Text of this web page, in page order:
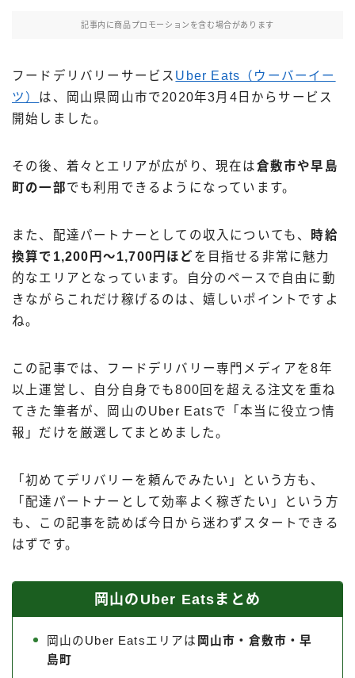
フードデリバリークーポン比較
Uber Eats加盟店ガイド
Uber Eats出店方法
Uber Eats
ロケットナウ
記事内に商品プロモーションを含む場合があります
フードデリバリーサービス Uber Eats（ウーバーイー
ツ） は、岡山県岡山市で2020年3月4日からサービス
開始しました。
その後、着々とエリアが広がり、現在は倉敷市や早島
町の一部でも利用できるようになっています。
また、配達パートナーとしての収入についても、 時給
換算で1,200円〜1,700円ほど を目指せる非常に魅力
的なエリアとなっています。自分のペースで自由に動
きながらこれだけ稼げるのは、嬉しいポイントですよ
ね。
この記事では、フードデリバリー専門メディアを8年
以上運営し、自分自身でも800回を超える注文を重ね
てきた筆者が、岡山のUber Eatsで「本当に役立つ情
報」だけを厳選してまとめました。
「初めてデリバリーを頼んでみたい」という方も、
「配達パートナーとして効率よく稼ぎたい」という方
も、この記事を読めば今日から迷わずスタートできる
はずです。
岡山のUber Eatsまとめ
岡山のUber Eatsエリアは 岡山市・倉敷市・早
島町